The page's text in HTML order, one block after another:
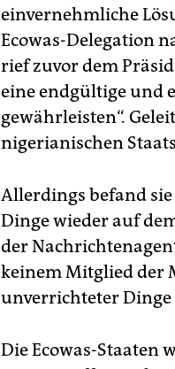
einvernehmliche
Ecowas-Delegation
rief zuvor dem
eine endgültige und
gewährleisten“.
nigerianischen
Allerdings befand
Dinge wieder auf
der
keinem Mitglied der
unverrichteter Dinge
Die Ecowas-Staaten